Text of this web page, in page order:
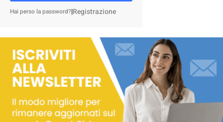
Hai perso la password?|Registrazione